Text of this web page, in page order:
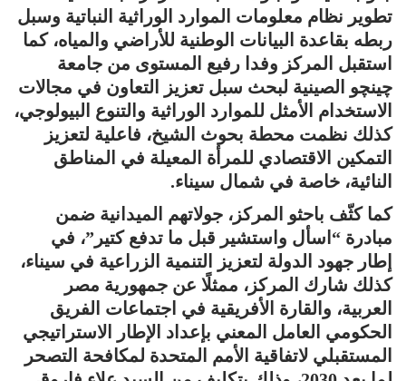
تطوير نظام معلومات الموارد الوراثية النباتية وسبل
ربطه بقاعدة البيانات الوطنية للأراضي والمياه، كما
استقبل المركز وفدا رفيع المستوى من جامعة
چينچو الصينية لبحث سبل تعزيز التعاون في مجالات
الاستخدام الأمثل للموارد الوراثية والتنوع البيولوجي،
كذلك نظمت محطة بحوث الشيخ، فاعلية لتعزيز
التمكين الاقتصادي للمرأة المعيلة في المناطق
النائية، خاصة في شمال سيناء.
كما كثّف باحثو المركز، جولاتهم الميدانية ضمن
مبادرة “اسأل واستشير قبل ما تدفع كتير”، في
إطار جهود الدولة لتعزيز التنمية الزراعية في سيناء،
كذلك شارك المركز، ممثلًا عن جمهورية مصر
العربية، والقارة الأفريقية في اجتماعات الفريق
الحكومي العامل المعني بإعداد الإطار الاستراتيجي
المستقبلي لاتفاقية الأمم المتحدة لمكافحة التصحر